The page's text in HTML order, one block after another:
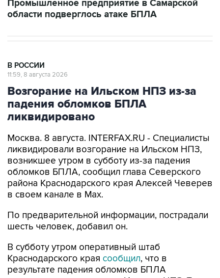
Возгорание на Ильском НПЗ из-за
падения обломков БПЛА
ликвидировано
Москва. 8 августа. INTERFAX.RU - Специалисты
возникшее утром в субботу из-за падения
обломков БПЛА, сообщил глава Северского
района Краснодарского края Алексей Чеверев
в своем канале в Max.
По предварительной информации, пострадали
В субботу утром оперативный штаб
результате падения обломков БПЛА
произошло возгорание на Ильском НПЗ. Тогда
сообщалось о пяти пострадавших.